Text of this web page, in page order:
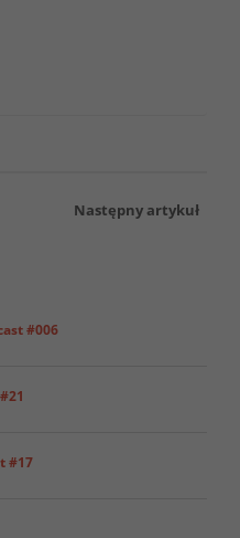
Następny artykuł